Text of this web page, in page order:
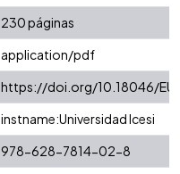
230 páginas
application/pdf
https://doi.org/10.18046/
instname:Universidad Icesi
978-628-7814-02-8